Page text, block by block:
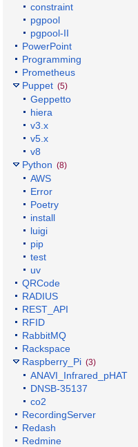
constraint
pgpool
pgpool-II
PowerPoint
Programming
Prometheus
Puppet (5)
Geppetto
hiera
v3.x
v5.x
v8
Python (8)
AWS
Error
Poetry
install
luigi
pip
test
uv
QRCode
RADIUS
REST_API
RFID
RabbitMQ
Rackspace
Raspberry_Pi (3)
ANAVI_Infrared_pHAT
DNSB-35137
co2
RecordingServer
Redash
Redmine